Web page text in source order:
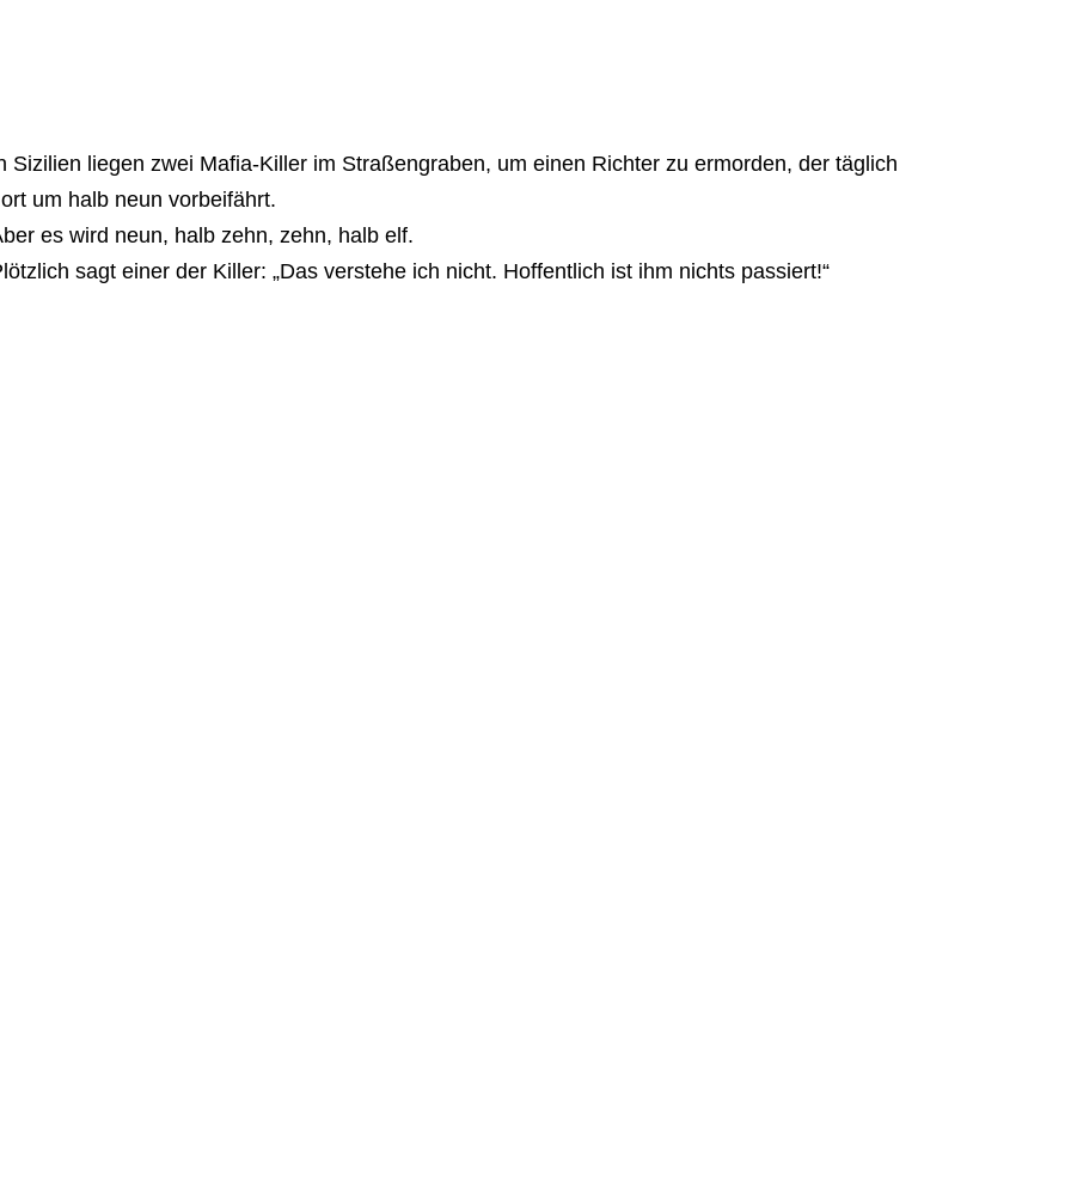
Sizilien liegen zwei Mafia-Killer im Straßengraben, um einen Richter zu ermorden, der täglich
um halb neun vorbeifährt.
es wird neun, halb zehn, zehn, halb elf.
sagt einer der Killer: „Das verstehe ich nicht. Hoffentlich ist ihm nichts passiert!“